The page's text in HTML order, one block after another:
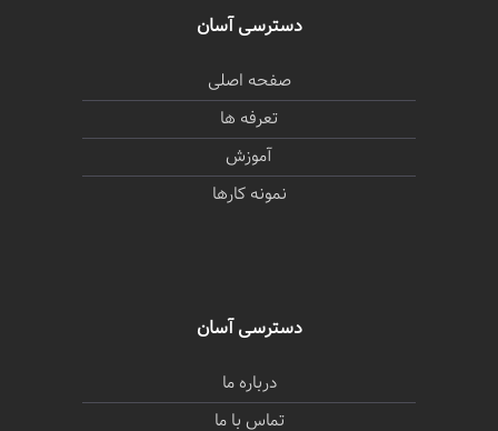
دسترسی آسان
صفحه اصلی
تعرفه ها
آموزش
نمونه کارها
دسترسی آسان
درباره ما
تماس با ما